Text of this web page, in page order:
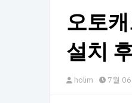
오토
설치
holim 7월